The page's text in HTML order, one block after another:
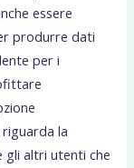
essere
produrre dati
per i
la
gli altri utenti che